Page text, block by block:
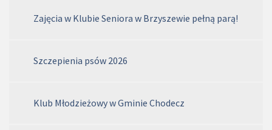
Zajęcia w Klubie Seniora w Brzyszewie pełną parą!
Szczepienia psów 2026
Klub Młodzieżowy w Gminie Chodecz